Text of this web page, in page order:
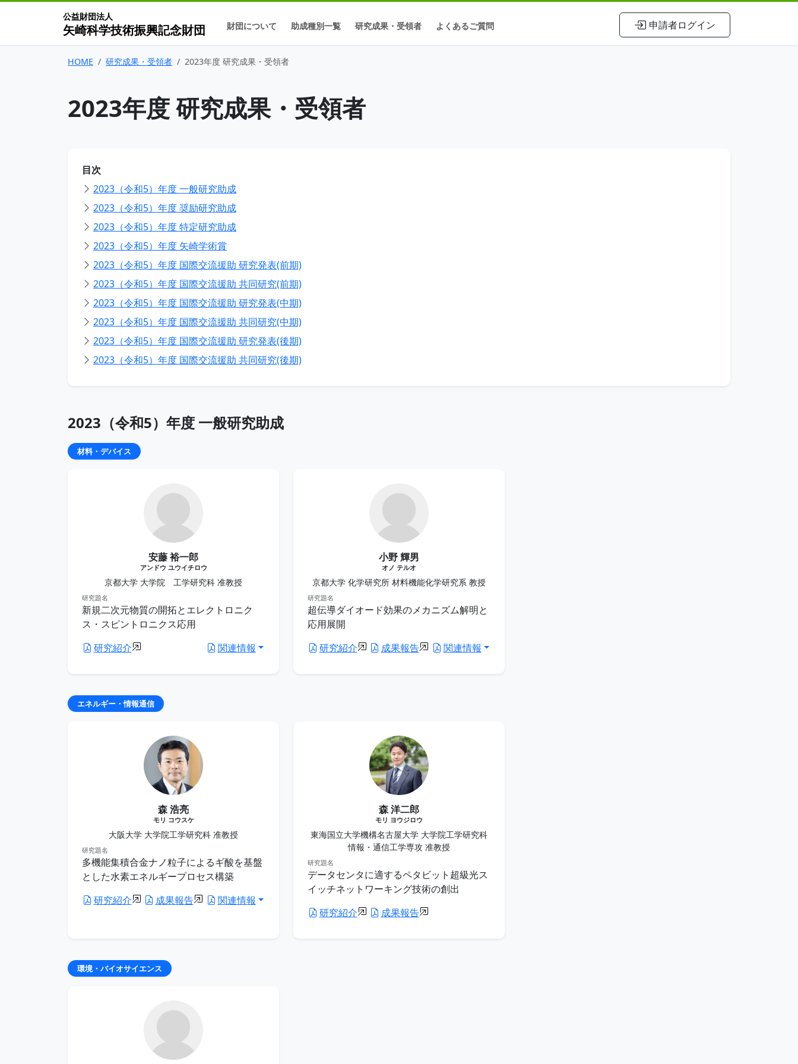
公益財団法人
矢崎科学技術振興記念財団 財団について 助成種別一覧 研究成果・受領者 よくあるご質問 申請者ログイン
HOME 研究成果・受領者 2023年度 研究成果・受領者
2023年度 研究成果・受領者
目次
2023（令和5）年度 一般研究助成
2023（令和5）年度 奨励研究助成
2023（令和5）年度 特定研究助成
2023（令和5）年度 矢崎学術賞
2023（令和5）年度 国際交流援助 研究発表(前期)
2023（令和5）年度 国際交流援助 共同研究(前期)
2023（令和5）年度 国際交流援助 研究発表(中期)
2023（令和5）年度 国際交流援助 共同研究(中期)
2023（令和5）年度 国際交流援助 研究発表(後期)
2023（令和5）年度 国際交流援助 共同研究(後期)
2023（令和5）年度 一般研究助成
材料・デバイス
安藤 裕一郎
アンドウ ユウイチロウ
京都大学 大学院 工学研究科 准教授
研究題名
新規二次元物質の開拓とエレクトロニク
ス・スピントロニクス応用
研究紹介
関連情報
小野 輝男
オノ テルオ
京都大学 化学研究所 材料機能化学研究系 教授
研究題名
超伝導ダイオード効果のメカニズム解明と
応用展開
研究紹介
成果報告 関連情報
エネルギー・情報通信
森 浩亮
モリ コウスケ
大阪大学 大学院工学研究科 准教授
研究題名
多機能集積合金ナノ粒子によるギ酸を基盤
とした水素エネルギープロセス構築
研究紹介
成果報告 関連情報
森 洋二郎
モリ ヨウジロウ
東海国立大学機構名古屋大学 大学院工学研究科
情報・通信工学専攻 准教授
研究題名
データセンタに適するペタビット超級光ス
イッチネットワーキング技術の創出
研究紹介
成果報告
環境・バイオサイエンス